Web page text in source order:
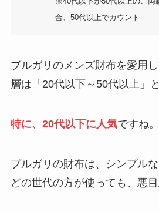
合、50代以上でカウント
ブルガリのメンズ財布を愛用
層は「20代以下～50代以上」
特に、20代以下に人気ですね。
ブルガリの財布は、シンプルな
どの世代の方が使っても、悪目